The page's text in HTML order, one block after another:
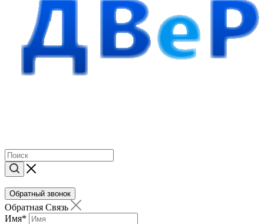
Обратный звонок
Обратная Связь
Имя*